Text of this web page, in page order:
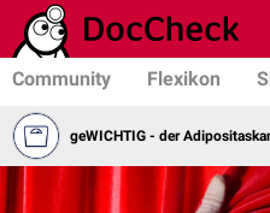
Community Flexikon
geWICHTIG - der